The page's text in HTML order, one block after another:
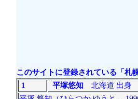
このサイトに登録されている「札
1
平塚悠知北海道 出身